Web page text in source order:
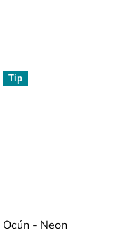
Tip
Ocún - Neon